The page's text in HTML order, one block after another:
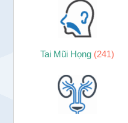
Tai Mũi Họng (241)